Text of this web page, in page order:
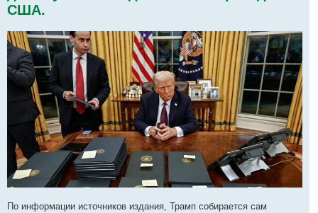
США.
По информации источников издания, Трамп собирается сам